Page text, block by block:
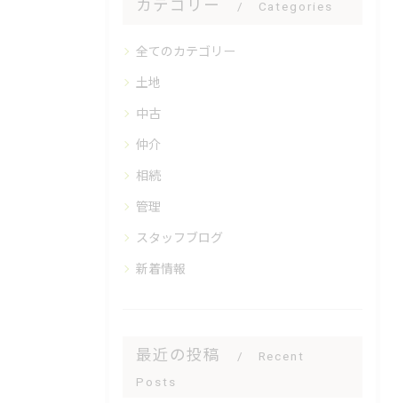
カテゴリー Categories
全てのカテゴリー
土地
中古
仲介
相続
管理
スタッフブログ
新着情報
最近の投稿
Recent
Posts